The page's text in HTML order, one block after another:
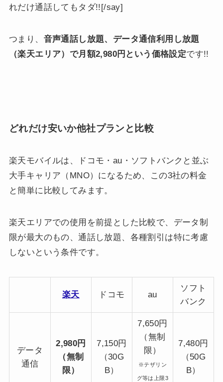
れだけ通話してもタダ!![/say]
つまり、 音声通話し放題、データ通信利用し放題
（楽天エリア）で月額2,980円という価格設定です!!
どれだけ安いか他社プランと比較
楽天モバイルは、ドコモ・au・ソフトバンクと並ぶ
大手キャリア（MNO）になるため、この3社の料金
と簡単に比較してみます。
楽天エリアでの使用を前提とした比較で、データ制
限が最大のもの、通話し放題、各種割引は特に考慮
しないという条件です。
楽天 ドコモ au
ソフト
バンク
データ
通信
2,980円
（無制
限）
7,150円
（30G
B）
7,650円
（無制
限）
※テザリン
グ等は上限3
7,480円
（50G
B）